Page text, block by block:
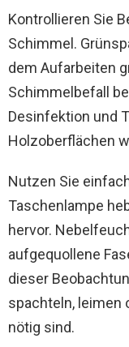
Kontrollieren Sie
Schimmel.
dem Aufarbeiten
Schimmelbefall
Desinfektion und
Holzoberflächen
Nutzen Sie
Taschenlampe
hervor.
aufgequollene
dieser
spachteln, leimen
nötig sind.